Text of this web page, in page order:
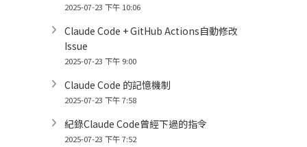
2025-07-23 下午 10:06
Claude Code + GitHub Actions自動修改
Issue
2025-07-23 下午 9:00
Claude Code 的記憶機制
2025-07-23 下午 7:58
紀錄Claude Code曾經下過的指令
2025-07-23 下午 7:52